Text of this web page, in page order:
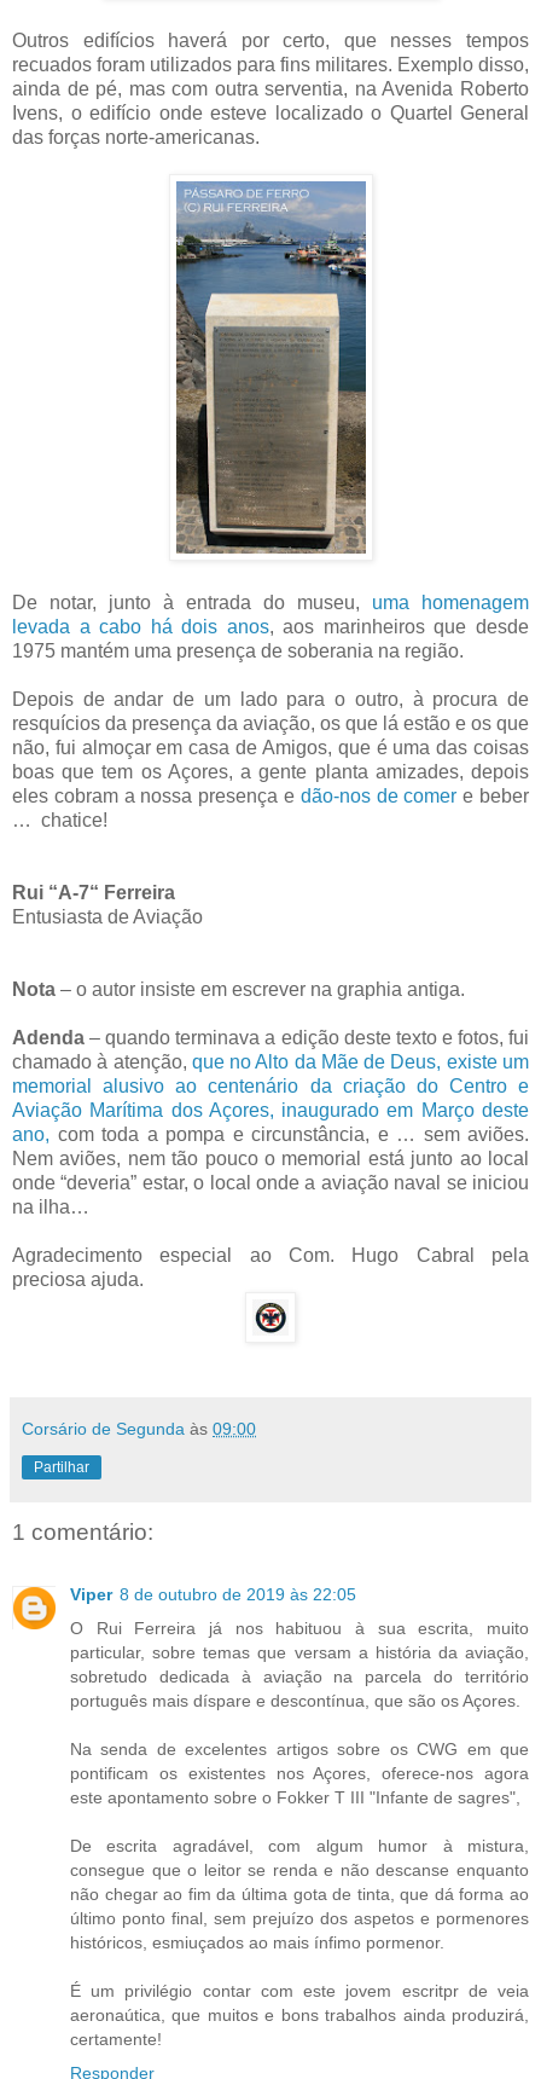
Outros edifícios haverá por certo, que nesses tempos
recuados foram utilizados para fins militares. Exemplo disso,
ainda de pé, mas com outra serventia, na Avenida Roberto
Ivens, o edifício onde esteve localizado o Quartel General
das forças norte-americanas.
De notar, junto à entrada do museu, uma homenagem
levada a cabo há dois anos, aos marinheiros que desde
1975 mantém uma presença de soberania na região.
Depois de andar de um lado para o outro, à procura de
resquícios da presença da aviação, os que lá estão e os que
não, fui almoçar em casa de Amigos, que é uma das coisas
boas que tem os Açores, a gente planta amizades, depois
eles cobram a nossa presença e dão-nos de comere beber
… chatice!
Rui “A-7“ Ferreira
Entusiasta de Aviação
Nota – o autor insiste em escrever na graphia antiga.
Adenda– quando terminava a edição deste texto e fotos, fui
chamado à atenção, que no Alto da Mãe de Deus, existe um
memorial alusivo ao centenário da criação do Centro e
Aviação Marítima dos Açores, inaugurado em Março deste
ano, com toda a pompa e circunstância, e … sem aviões.
Nem aviões, nem tão pouco o memorial está junto ao local
onde “deveria” estar, o local onde a aviação naval se iniciou
na ilha…
Agradecimento especial ao Com. Hugo Cabral pela
preciosa ajuda.
Corsário de Segunda às 09:00
Partilhar
1 comentário:
Viper 8 de outubro de 2019 às 22:05
O Rui Ferreira já nos habituou à sua escrita, muito
particular, sobre temas que versam a história da aviação,
sobretudo dedicada à aviação na parcela do território
português mais díspare e descontínua, que são os Açores.
Na senda de excelentes artigos sobre os CWG em que
pontificam os existentes nos Açores, oferece-nos agora
este apontamento sobre o Fokker T III "Infante de sagres",
De escrita agradável, com algum humor à mistura,
consegue que o leitor se renda e não descanse enquanto
não chegar ao fim da última gota de tinta, que dá forma ao
último ponto final, sem prejuízo dos aspetos e pormenores
históricos, esmiuçados ao mais ínfimo pormenor.
É um privilégio contar com este jovem escritpr de veia
aeronaútica, que muitos e bons trabalhos ainda produzirá,
certamente!
Responder